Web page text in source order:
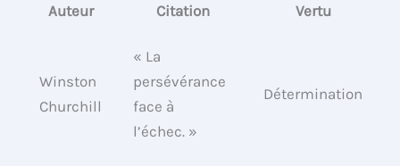
Auteur Citation Vertu
Winston
Churchill
« La
persévérance
face à
l’échec. »
Détermination